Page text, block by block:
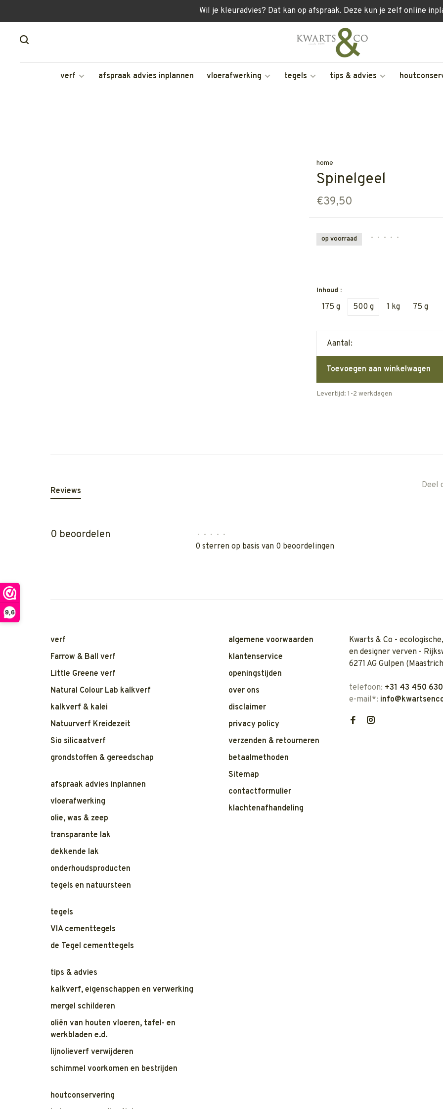
9,6
Wil je kleuradvies? Dat kan op afspraak. Deze kun je zelf online
verf afspraak advies inplannen vloerafwerking tegels tips & advies
home
Spinelgeel
€39,50
op voorraad • • • • •
Inhoud :
175 g 500 g 1 kg 75 g
Aantal:
Toevoegen aan winkelwagen
Levertijd: 1-2 werkdagen
Deel
Reviews
0 beoordelen • • • • •
0 sterren op basis van 0 beoordelingen
verf
Farrow & Ball verf
Little Greene verf
Natural Colour Lab kalkverf
kalkverf & kalei
Natuurverf Kreidezeit
Sio silicaatverf
grondstoffen & gereedschap
afspraak advies inplannen
vloerafwerking
olie, was & zeep
transparante lak
dekkende lak
onderhoudsproducten
tegels en natuursteen
tegels
VIA cementtegels
de Tegel cementtegels
tips & advies
kalkverf, eigenschappen en verwerking
mergel schilderen
oliën van houten vloeren, tafel- en
werkbladen e.d.
lijnolieverf verwijderen
schimmel voorkomen en bestrijden
houtconservering
algemene voorwaarden
klantenservice
openingstijden
over ons
disclaimer
privacy policy
verzenden & retourneren
betaalmethoden
Sitemap
contactformulier
klachtenafhandeling
Kwarts & Co -
en designer verven -
6271 AG Gulpen
telefoon: +31 43 450
e-mail*: